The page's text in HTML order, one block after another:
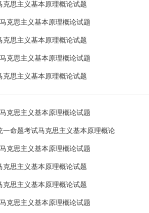
克思主义基本原理概论试题
克思主义基本原理概论试题
克思主义基本原理概论试题
克思主义基本原理概论试题
克思主义基本原理概论试题
克思主义基本原理概论试题
一命题考试马克思主义基本原理概论
克思主义基本原理概论试题
克思主义基本原理概论试题
克思主义基本原理概论试题
克思主义基本原理概论试题